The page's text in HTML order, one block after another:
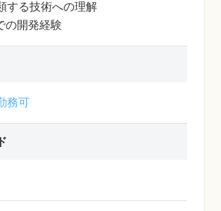
する技術への理解
の開発経験
務可